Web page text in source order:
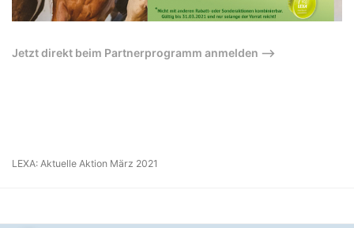
Jetzt direkt beim Partnerprogramm anmelden –>
LEXA: Aktuelle Aktion März 2021